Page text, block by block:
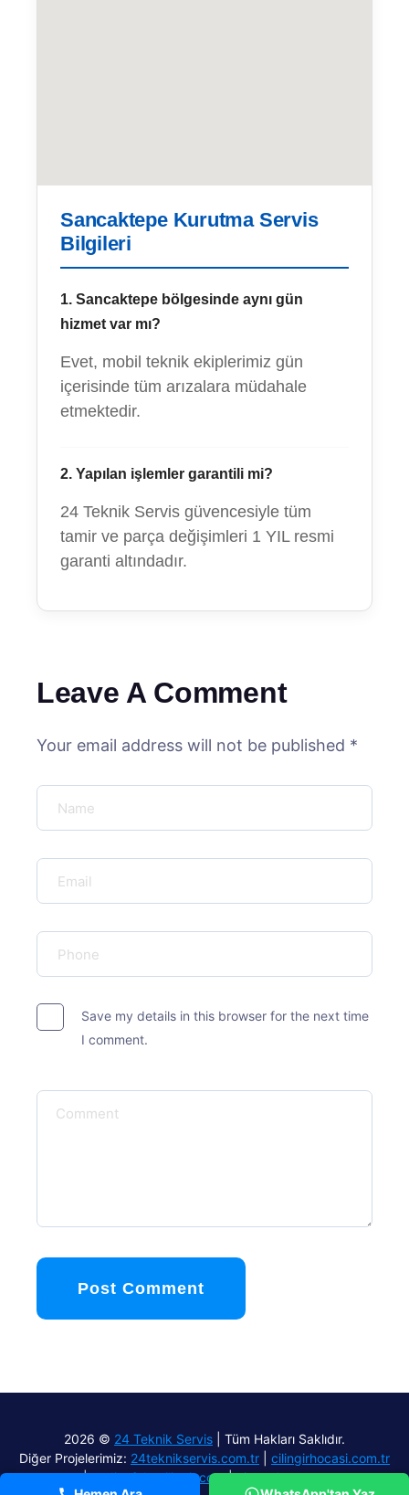
Sancaktepe Kurutma Servis
Bilgileri
1. Sancaktepe bölgesinde aynı gün
hizmet var mı?
Evet, mobil teknik ekiplerimiz gün
içerisinde tüm arızalara müdahale
etmektedir.
2. Yapılan işlemler garantili mi?
24 Teknik Servis güvencesiyle tüm
tamir ve parça değişimleri 1 YIL resmi
garanti altındadır.
Leave A Comment
Your email address will not be published *
Save my details in this browser for the next time
I comment.
Post Comment
2026 © 24 Teknik Servis | Tüm Hakları Saklıdır.
Diğer Projelerimiz: 24teknikservis.com.tr
cilingirhocasi.com.tr
|aydinefelercilingir.com|airmach.com.tr